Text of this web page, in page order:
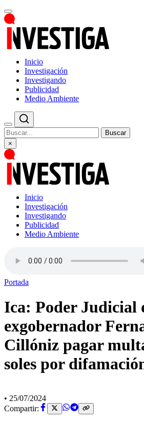
Inicio
Investigación
Investigando
Publicidad
Medio Ambiente
Buscar
×
Inicio
Investigación
Investigando
Publicidad
Medio Ambiente
Portada
Ica: Poder Judicial
exgobernador
Cillóniz pagar
soles por
• 25/07/2024
Compartir: